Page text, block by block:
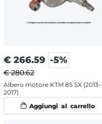
€ 266.59 -5%
€ 280.62
Albero motore KTM 85 SX (2013-
2017)